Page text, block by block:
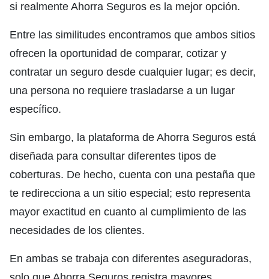
si realmente Ahorra Seguros es la mejor opción.
Entre las similitudes encontramos que ambos sitios
ofrecen la oportunidad de comparar, cotizar y
contratar un seguro desde cualquier lugar; es decir,
una persona no requiere trasladarse a un lugar
específico.
Sin embargo, la plataforma de Ahorra Seguros está
diseñada para consultar diferentes tipos de
coberturas. De hecho, cuenta con una pestaña que
te redirecciona a un sitio especial; esto representa
mayor exactitud en cuanto al cumplimiento de las
necesidades de los clientes.
En ambas se trabaja con diferentes aseguradoras,